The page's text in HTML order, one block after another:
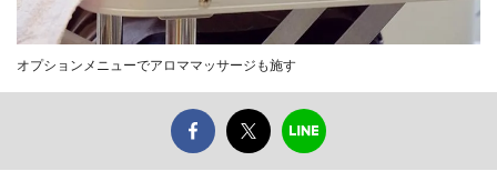
オプションメニューでアロママッサージも施す